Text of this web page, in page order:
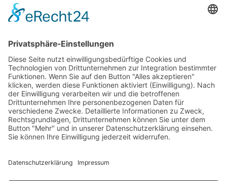
Knaur HC; 1. Auflage (1. Oktober 2020)
ISBN-10 :
22,– €
Feuilleton für Sie – Anerkennung für uns